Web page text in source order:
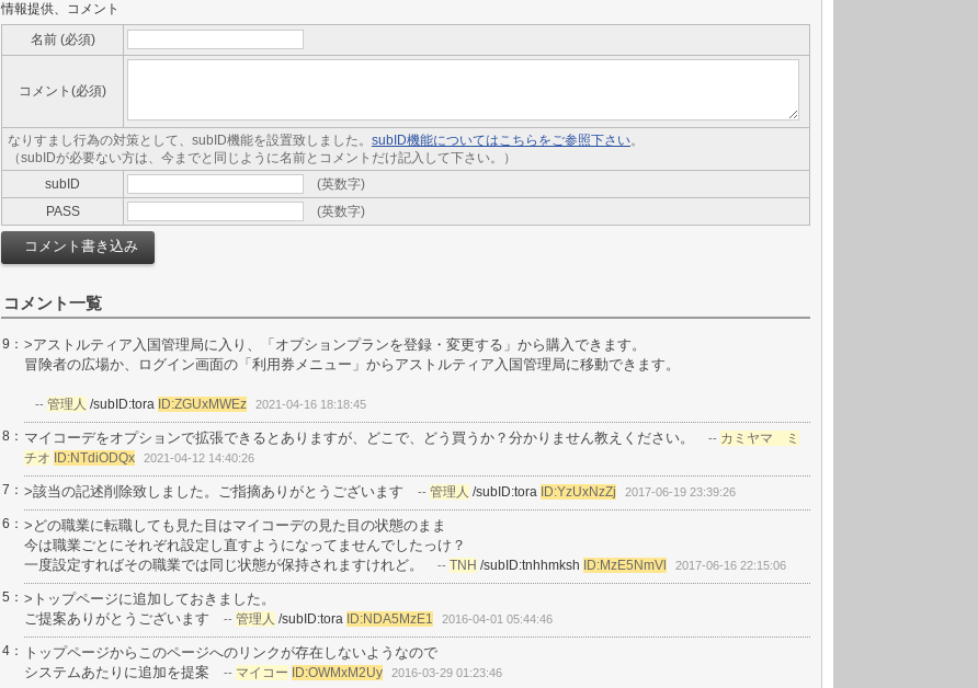
情報提供、コメント
名前 (必須)
コメント(必須)
なりすまし行為の対策として、subID機能を設置致しました。 subID機能についてはこちらをご参照下さい。
（subIDが必要ない方は、今までと同じように名前とコメントだけ記入して下さい。）
subID
(英数字)
PASS
(英数字)
コメント一覧
9： >アストルティア入国管理局に入り、「オプションプランを登録・変更する」から購入できます。
冒険者の広場か、ログイン画面の「利用券メニュー」からアストルティア入国管理局に移動できます。
-- 管理人 /subID:tora ID:ZGUxMWEz 2021-04-16 18:18:45
8： マイコーデをオプションで拡張できるとありますが、どこで、どう買うか？分かりません教えください。 -- カミヤマ ミ
チオ
ID:NTdiODQx 2021-04-12 14:40:26
7： >該当の記述削除致しました。ご指摘ありがとうございます -- 管理人 /subID:tora ID:YzUxNzZj 2017-06-19 23:39:26
6： >どの職業に転職しても見た目はマイコーデの見た目の状態のまま
今は職業ごとにそれぞれ設定し直すようになってませんでしたっけ？
一度設定すればその職業では同じ状態が保持されますけれど。
-- TNH /subID:tnhhmksh ID:MzE5NmVl 2017-06-16 22:15:06
5： >トップページに追加しておきました。
ご提案ありがとうございます
-- 管理人 /subID:tora ID:NDA5MzE1 2016-04-01 05:44:46
4：
トップページからこのページへのリンクが存在しないようなので
システムあたりに追加を提案
-- マイコー ID:OWMxM2Uy 2016-03-29 01:23:46